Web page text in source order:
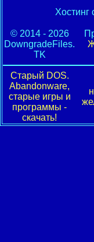
Хостинг
© 2014 - 2026
DowngradeFiles.
TK
Старый DOS.
Abandonware,
старые игры и
программы -
скачать!